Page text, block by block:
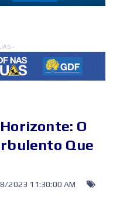
-
O
Que
2023 11:30:00 AM